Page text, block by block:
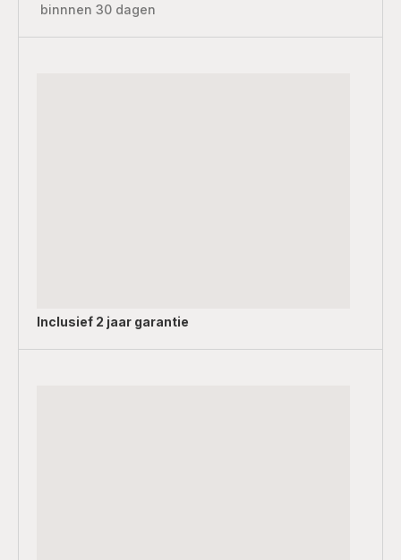
binnnen 30 dagen
Inclusief 2 jaar garantie